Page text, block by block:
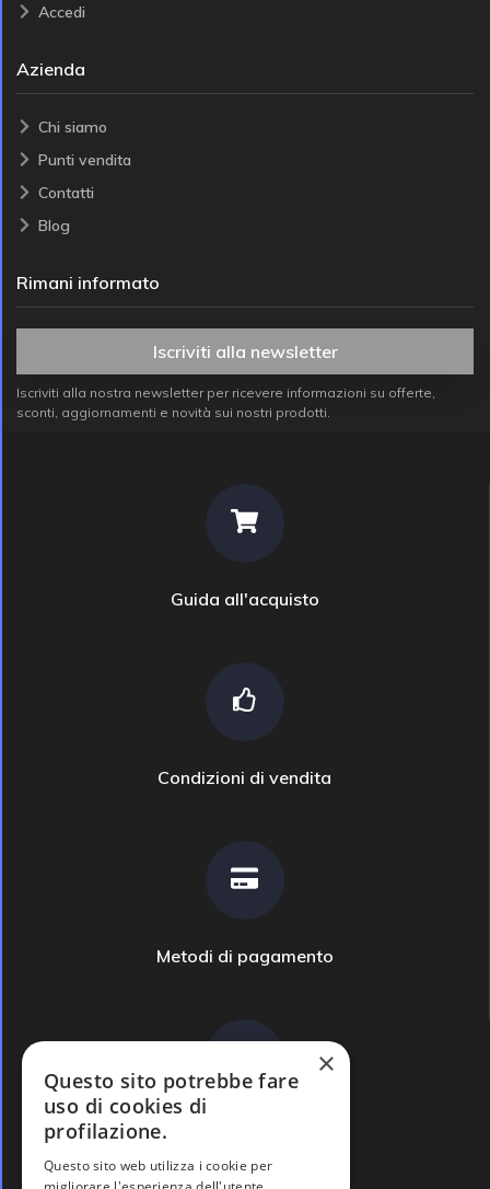
Accedi
Azienda
Chi siamo
Punti vendita
Contatti
Blog
Rimani informato
Iscriviti alla newsletter
Iscriviti alla nostra newsletter per ricevere informazioni su offerte,
sconti, aggiornamenti e novità sui nostri prodotti.
Guida all'acquisto
Condizioni di vendita
Metodi di pagamento
Domande frequenti
×
Questo sito potrebbe fare
uso di cookies di
profilazione.
Questo sito web utilizza i cookie per